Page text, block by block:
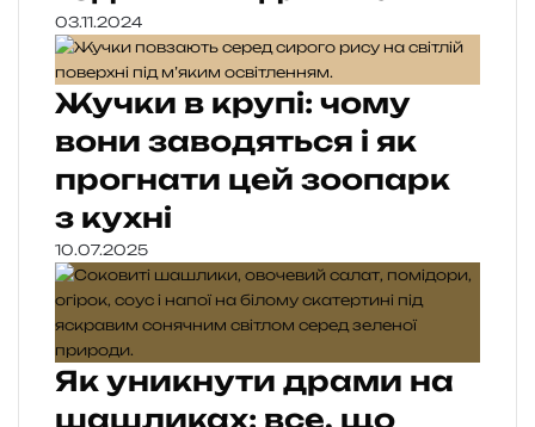
03.11.2024
Жучки в крупі: чому
вони заводяться і як
прогнати цей зоопарк
з кухні
10.07.2025
Як уникнути драми на
шашликах: все, що